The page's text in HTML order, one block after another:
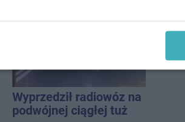
Wyprzedził radiowóz na
podwójnej ciągłej tuż